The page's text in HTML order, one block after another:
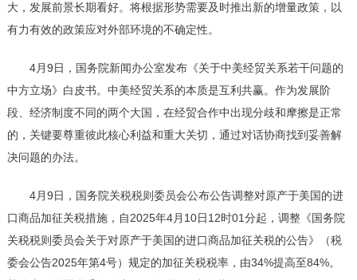
大，发展前景长期看好。将根据形势需要及时推出新的增量政策，以
有力有效的政策应对外部环境的不确定性。
4月9日，国务院新闻办公室发布《关于中美经贸关系若干问题的
中方立场》白皮书。中美经贸关系的本质是互利共赢。作为发展阶
段、经济制度不同的两个大国，在经贸合作中出现分歧和摩擦是正常
的，关键要尊重彼此核心利益和重大关切，通过对话协商找到妥善解
决问题的办法。
4月9日，国务院关税税则委员会公布公告调整对原产于美国的进
口商品加征关税措施，自2025年4月10日12时01分起，调整《国务院
关税税则委员会关于对原产于美国的进口商品加征关税的公告》（税
委会公告2025年第4号）规定的加征关税税率，由34%提高至84%。